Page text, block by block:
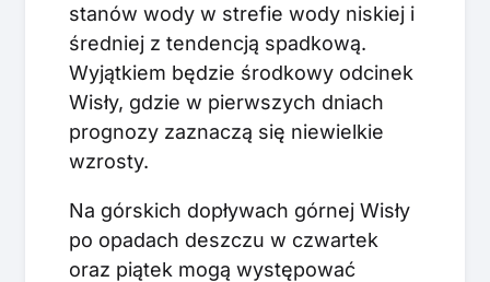
stanów wody w strefie wody niskiej i
średniej z tendencją spadkową.
Wyjątkiem będzie środkowy odcinek
Wisły, gdzie w pierwszych dniach
prognozy zaznaczą się niewielkie
wzrosty.
Na górskich dopływach górnej Wisły
po opadach deszczu w czwartek
oraz piątek mogą występować